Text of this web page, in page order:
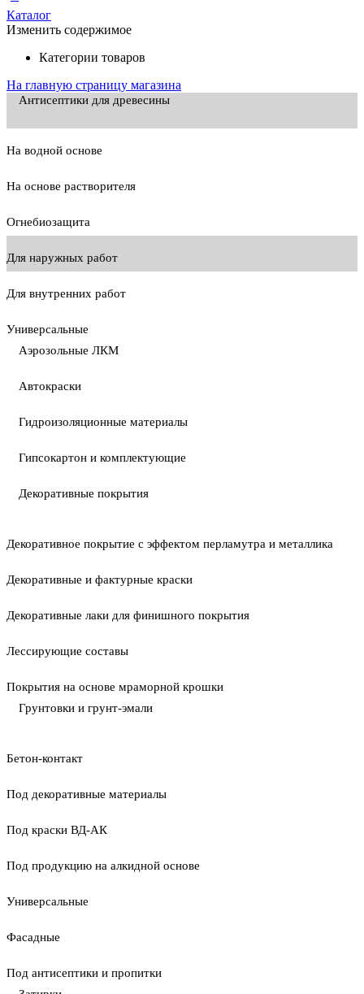
Каталог
Изменить содержимое
Категории товаров
На главную страницу магазина
Антисептики для древесины
На водной основе
На основе растворителя
Огнебиозащита
Для наружных работ
Для внутренних работ
Универсальные
Аэрозольные ЛКМ
Автокраски
Гидроизоляционные материалы
Гипсокартон и комплектующие
Декоративные покрытия
Декоративное покрытие с эффектом перламутра и металлика
Декоративные и фактурные краски
Декоративные лаки для финишного покрытия
Лессирующие составы
Покрытия на основе мраморной крошки
Грунтовки и грунт-эмали
Бетон-контакт
Под декоративные материалы
Под краски ВД-АК
Под продукцию на алкидной основе
Универсальные
Фасадные
Под антисептики и пропитки